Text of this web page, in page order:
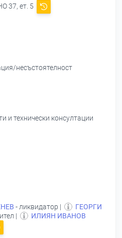
37, ет. 5
несъстоятелност
и технически консултации
- ликвидатор |
ГЕОРГИ
|
ИЛИЯН ИВАНОВ